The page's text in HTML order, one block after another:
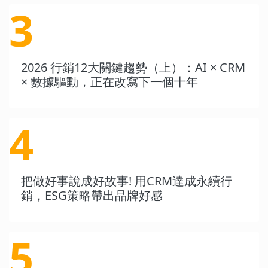
3
2026 行銷12大關鍵趨勢（上）：AI × CRM
× 數據驅動，正在改寫下一個十年
4
把做好事說成好故事! 用CRM達成永續行
銷，ESG策略帶出品牌好感